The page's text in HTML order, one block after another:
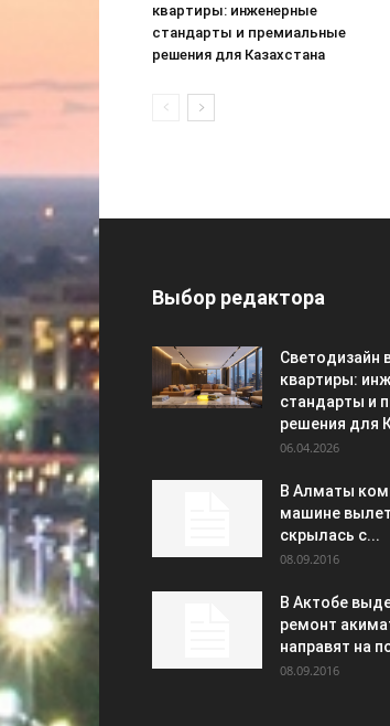
квартиры: инженерные
стандарты и премиальные
решения для Казахстана
Выбор редактора
Светодизайн
квартиры:
стандарты и
решения для
06.04.2026
В Алматы
машине
скрылась с...
08.09.2016
В Актобе
ремонт
направят на
08.09.2016